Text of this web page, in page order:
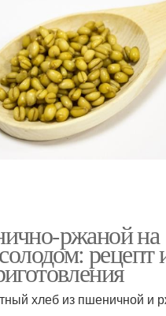
ржаной на
рецепт
хлеб из пшеничной и